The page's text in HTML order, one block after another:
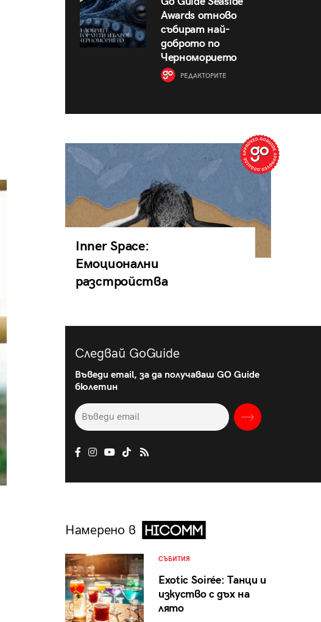
Awards отново
събират най-
доброто по
Черноморието
РЕДАКТОРИТЕ
Inner Space:
Емоционални
разстройства
Следвай GoGuide
Въведи email, за да получаваш GO Guide
бюлетин
Намерено в
СЪБИТИЯ
Exotic Soirée: Танци и
изкуство с дъх на
лято